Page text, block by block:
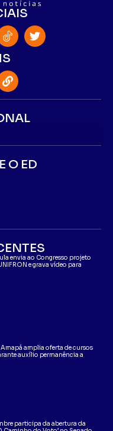
O ED
envia ao Congresso projeto
e grava vídeo para
amplia oferta de cursos
auxílio permanência a
participa da abertura da